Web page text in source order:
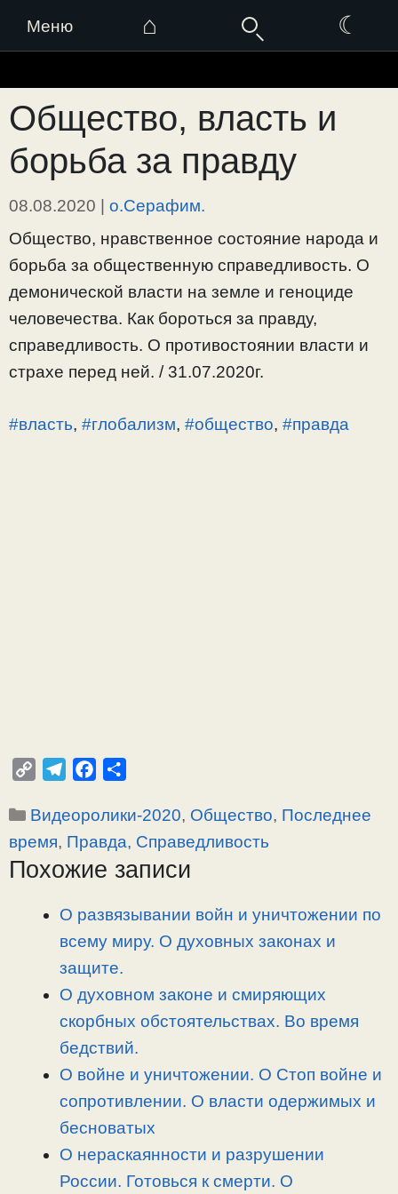
Меню ⌂ ☾
к
содержимому
Общество, власть и
борьба за правду
08.08.2020 | о.Серафим.
Общество, нравственное состояние народа и
борьба за общественную справедливость. О
демонической власти на земле и геноциде
человечества. Как бороться за правду,
справедливость. О противостоянии власти и
страхе перед ней. / 31.07.2020г.
#власть, #глобализм, #общество, #правда
p
y
L
l
e
g
a
c
e
b
п
а
Рубрики
Видеоролики-2020, Общество, Последнее
время, Правда, Справедливость
Похожие записи
О развязывании войн и уничтожении по
всему миру. О духовных законах и
защите.
О духовном законе и смиряющих
скорбных обстоятельствах. Во время
бедствий.
О войне и уничтожении. О Стоп войне и
сопротивлении. О власти одержимых и
бесноватых
О нераскаянности и разрушении
России. Готовься к смерти. О